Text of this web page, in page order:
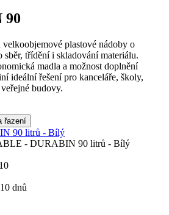
90
velkoobjemové plastové nádoby o
třídění i skladování materiálu.
madla a možnost doplnění
ideální řešení pro kanceláře, školy,
budovy.
90 litrů - Bílý
dnů